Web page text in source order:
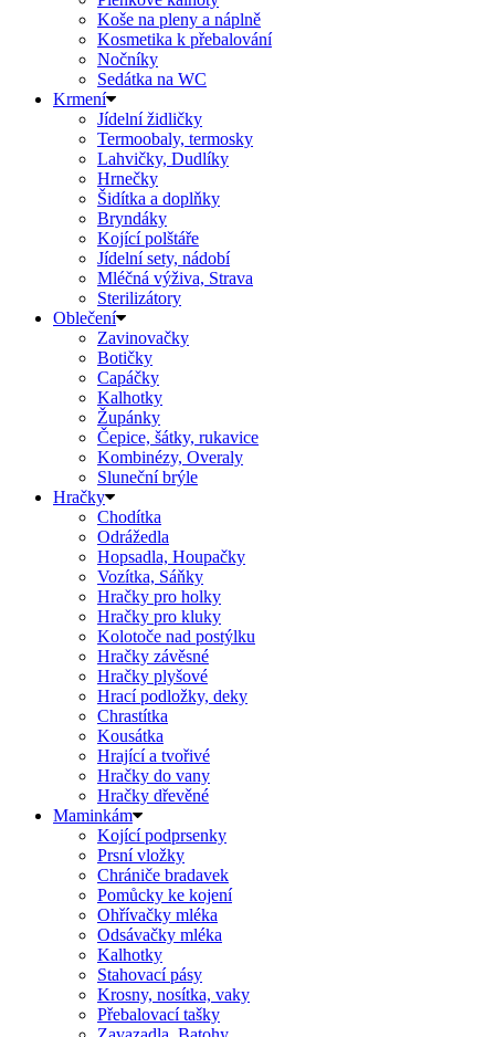
Koše na pleny a náplně
Kosmetika k přebalování
Nočníky
Sedátka na WC
Krmení
Jídelní židličky
Termoobaly, termosky
Lahvičky, Dudlíky
Hrnečky
Šidítka a doplňky
Bryndáky
Kojící polštáře
Jídelní sety, nádobí
Mléčná výživa, Strava
Sterilizátory
Oblečení
Zavinovačky
Botičky
Capáčky
Kalhotky
Župánky
Čepice, šátky, rukavice
Kombinézy, Overaly
Sluneční brýle
Hračky
Chodítka
Odrážedla
Hopsadla, Houpačky
Vozítka, Sáňky
Hračky pro holky
Hračky pro kluky
Kolotoče nad postýlku
Hračky závěsné
Hračky plyšové
Hrací podložky, deky
Chrastítka
Kousátka
Hrající a tvořivé
Hračky do vany
Hračky dřevěné
Maminkám
Kojící podprsenky
Prsní vložky
Chrániče bradavek
Pomůcky ke kojení
Ohřívačky mléka
Odsávačky mléka
Kalhotky
Stahovací pásy
Krosny, nosítka, vaky
Přebalovací tašky